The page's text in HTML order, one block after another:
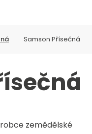
Samson Přísečná
zemědělské